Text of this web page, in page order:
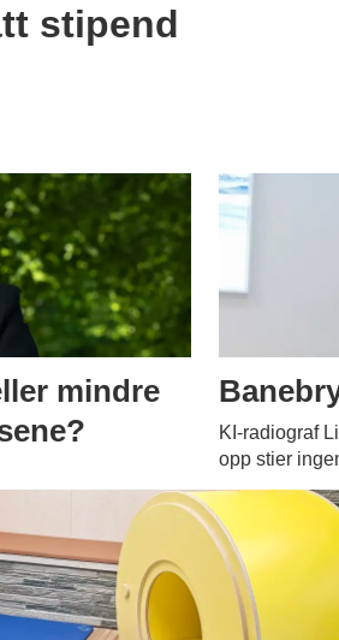
stipend
mindre
KI-radiograf
opp stier